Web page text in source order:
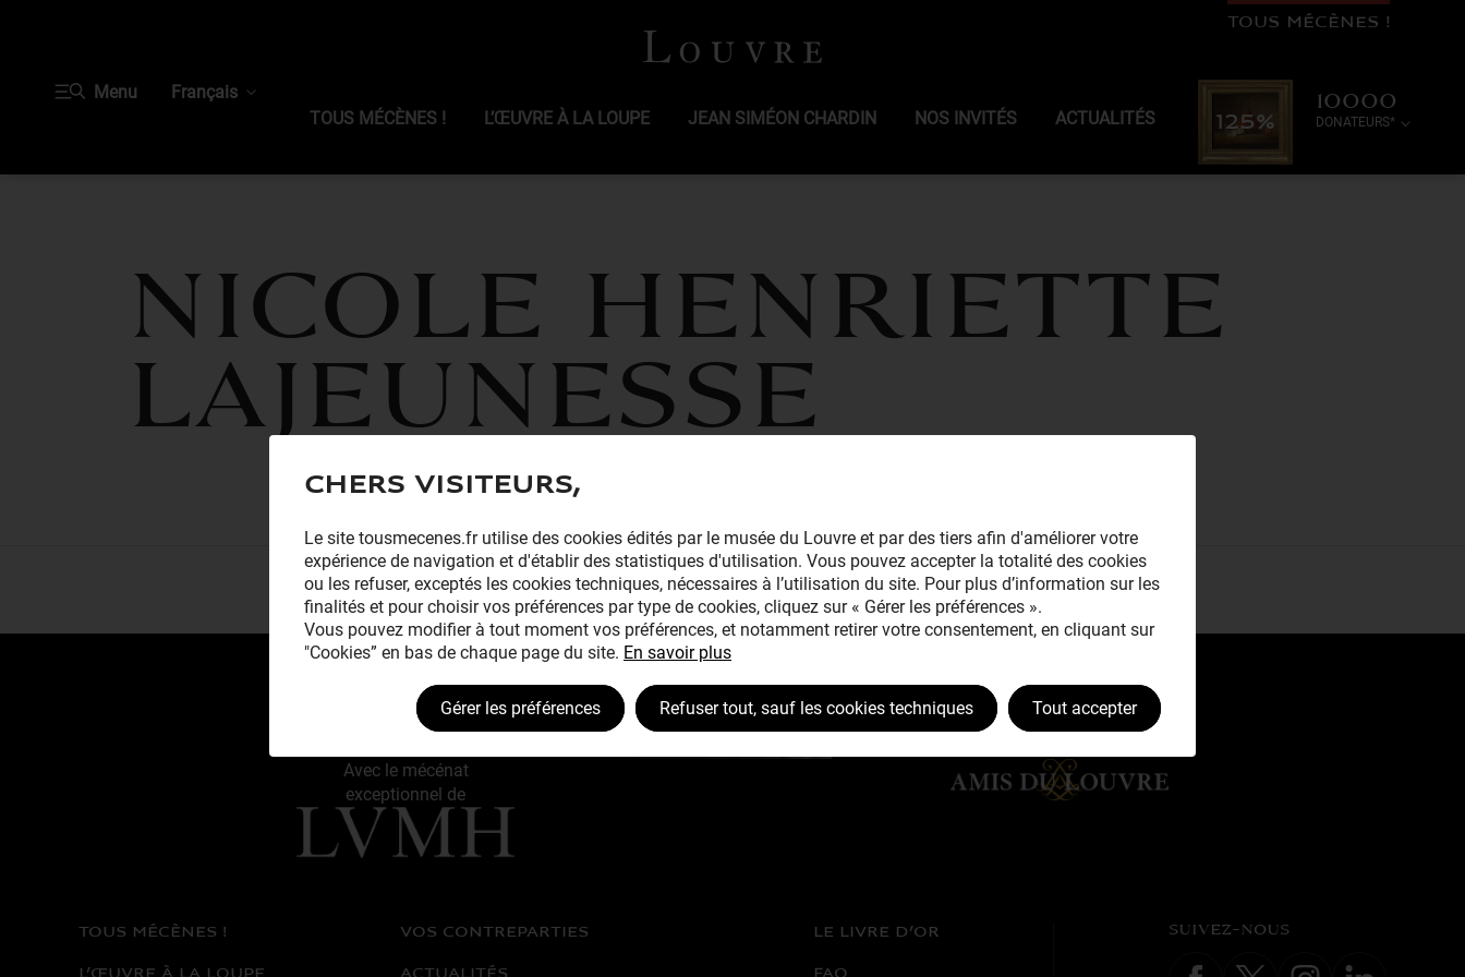
TOUS MÉCÈNES !
Menu
Français
TOUS MÉCÈNES !
L’ŒUVRE À LA LOUPE JEAN SIMÉON CHARDIN NOS INVITÉS ACTUALITÉS 125%
10000
DONATEURS*
Nicole Henriette
LAJEUNESSE
Avec le mécénat
exceptionnel de
TOUS MÉCÈNES ! VOS CONTREPARTIES LE LIVRE D’OR SUIVEZ-NOUS
Chers visiteurs,
Le site tousmecenes.fr utilise des cookies édités par le musée du Louvre et par des tiers afin d'améliorer votre
expérience de navigation et d'établir des statistiques d'utilisation. Vous pouvez accepter la totalité des cookies
ou les refuser, exceptés les cookies techniques, nécessaires à l’utilisation du site. Pour plus d’information sur les
finalités et pour choisir vos préférences par type de cookies, cliquez sur « Gérer les préférences ».
Vous pouvez modifier à tout moment vos préférences, et notamment retirer votre consentement, en cliquant sur
"Cookies” en bas de chaque page du site. En savoir plus
Gérer les préférences Refuser tout, sauf les cookies techniques Tout accepter